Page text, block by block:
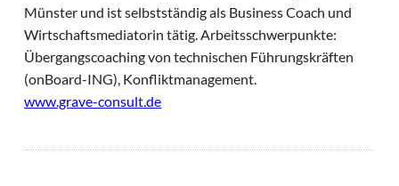
Münster und ist selbstständig als Business Coach und
Wirtschaftsmediatorin tätig. Arbeitsschwerpunkte:
Übergangscoaching von technischen Führungskräften
(onBoard-ING), Konfliktmanagement.
www.grave-consult.de